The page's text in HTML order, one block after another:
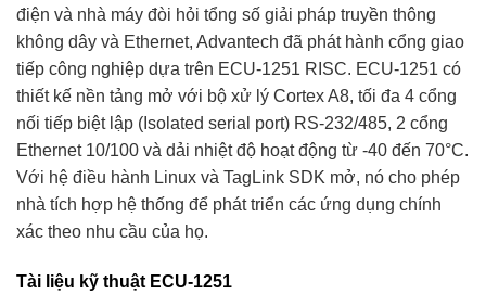
điện và nhà máy đòi hỏi tổng số giải pháp truyền thông
không dây và Ethernet, Advantech đã phát hành cổng giao
tiếp công nghiệp dựa trên ECU-1251 RISC. ECU-1251 có
thiết kế nền tảng mở với bộ xử lý Cortex A8, tối đa 4 cổng
nối tiếp biệt lập (Isolated serial port) RS-232/485, 2 cổng
Ethernet 10/100 và dải nhiệt độ hoạt động từ -40 đến 70°C.
Với hệ điều hành Linux và TagLink SDK mở, nó cho phép
nhà tích hợp hệ thống để phát triển các ứng dụng chính
xác theo nhu cầu của họ.
Tài liệu kỹ thuật ECU-1251